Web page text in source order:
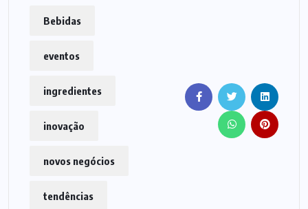
Bebidas
eventos
ingredientes
inovação
novos negócios
tendências